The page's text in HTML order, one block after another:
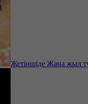
Жетіншіде Жаңа жыл